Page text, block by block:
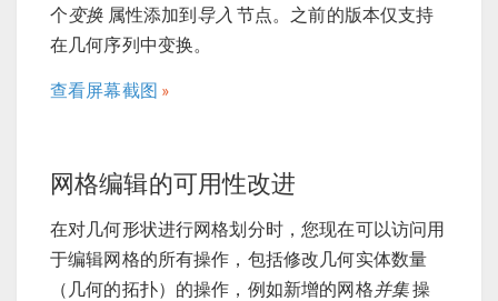
个变换 属性添加到导入 节点。之前的版本仅支持
在几何序列中变换。
查看屏幕截图
网格编辑的可用性改进
在对几何形状进行网格划分时，您现在可以访问用
于编辑网格的所有操作，包括修改几何实体数量
（几何的拓扑）的操作，例如新增的网格并集操